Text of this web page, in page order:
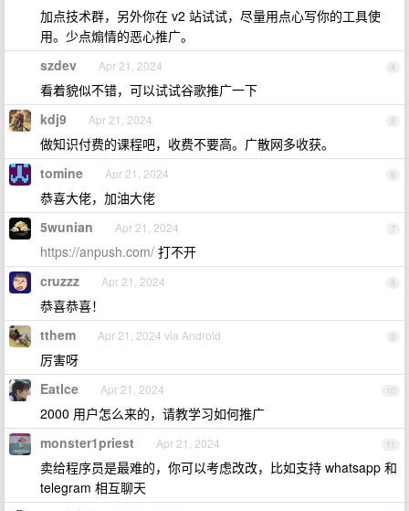
加点技术群，另外你在 v2 站试试，尽量用点心写你的工具使
用。少点煽情的恶心推广。
4
szdev Apr 21, 2024
看着貌似不错，可以试试谷歌推广一下
5
kdj9 Apr 21, 2024
做知识付费的课程吧，收费不要高。广散网多收获。
6
tomine Apr 21, 2024
恭喜大佬，加油大佬
7
5wunian Apr 21, 2024
https://anpush.com/ 打不开
8
cruzzz Apr 21, 2024
恭喜恭喜！
9
tthem Apr 21, 2024 via Android
厉害呀
10
EatIce Apr 21, 2024
2000 用户怎么来的，请教学习如何推广
11
monster1priest Apr 21, 2024
卖给程序员是最难的，你可以考虑改改，比如支持 whatsapp 和
telegram 相互聊天